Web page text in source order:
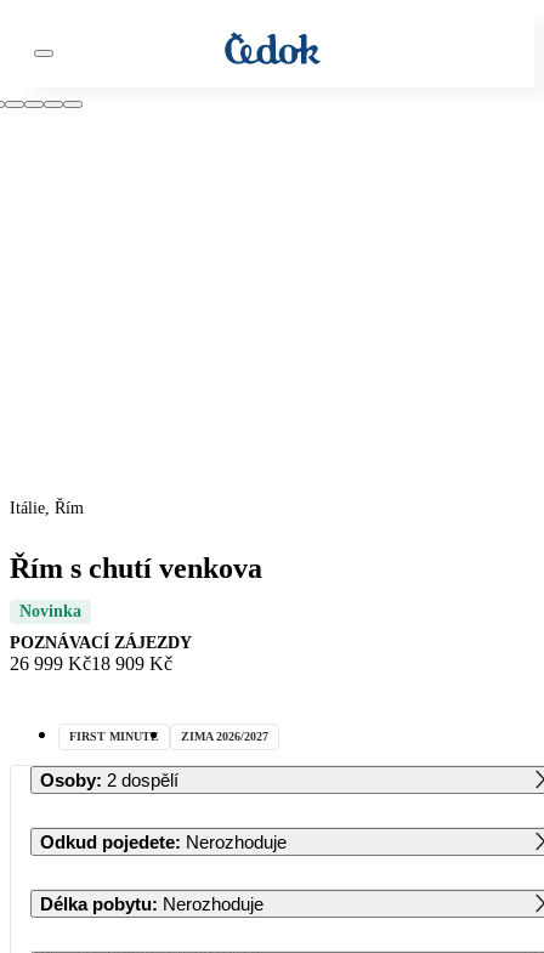
Itálie, Řím
Řím s chutí venkova
Novinka
POZNÁVACÍ ZÁJEZDY
26 999 Kč18 909 Kč
FIRST MINUTE ZIMA 2026/2027
Osoby: 2 dospělí
Odkud pojedete: Nerozhoduje
Délka pobytu: Nerozhoduje